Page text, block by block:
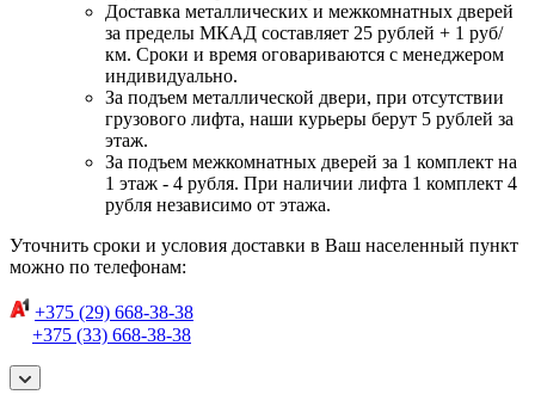
Доставка металлических и межкомнатных дверей
за пределы МКАД составляет 25 рублей + 1 руб/
км. Сроки и время оговариваются с менеджером
индивидуально.
За подъем металлической двери, при отсутствии
грузового лифта, наши курьеры берут 5 рублей за
этаж.
За подъем межкомнатных дверей за 1 комплект на
1 этаж - 4 рубля. При наличии лифта 1 комплект 4
рубля независимо от этажа.
Уточнить сроки и условия доставки в Ваш населенный пункт
можно по телефонам:
+375 (29) 668-38-38
+375 (33) 668-38-38